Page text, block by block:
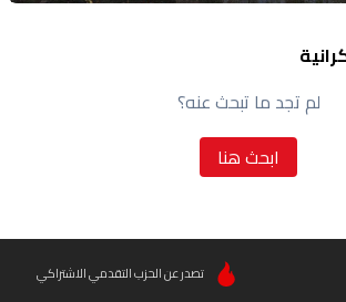
لم تجد ما تبحث عنه؟
ابحث هنا
تصدر عن الحزب التقدمي الاشتراكي